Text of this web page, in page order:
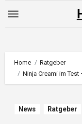
Home
Ratgeber
Ninja Creami im
News Ratgeber